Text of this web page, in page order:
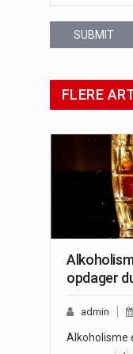
SUBMIT
FLERE
opdager
admin
Alkoholisme